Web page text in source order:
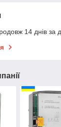
14 днів за